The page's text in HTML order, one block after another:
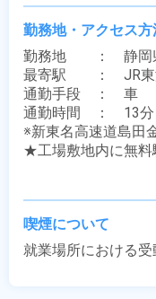
勤務地・アクセス方
勤務地　　：　静
最寄駅　　：　JR
通勤手段　：　車
通勤時間　：　13分
※新東名高速道島田
★工場敷地内に無料
喫煙について
就業場所における